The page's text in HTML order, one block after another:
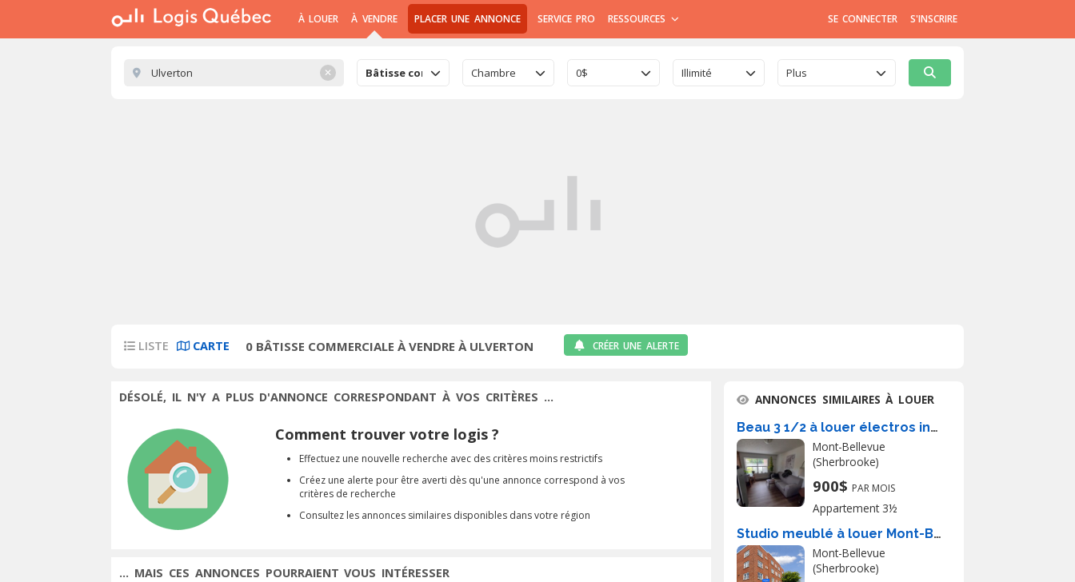
À LOUER À VENDRE PLACER UNE ANNONCE SERVICE PRO RESSOURCES SE CONNECTER S'INSCRIRE
✕ Bâtisse commercialeChambre 0$ Illimité Plus
LISTE CARTE 0 BÂTISSE COMMERCIALE À VENDRE À ULVERTON CRÉER UNE ALERTE
DÉSOLÉ, IL N'Y A PLUS D'ANNONCE CORRESPONDANT À VOS CRITÈRES ...
Comment trouver votre logis ?
Effectuez une nouvelle recherche avec des critères moins restrictifs
Créez une alerte pour être averti dès qu'une annonce correspond à vos
critères de recherche
Consultez les annonces similaires disponibles dans votre région
... MAIS CES ANNONCES POURRAIENT VOUS INTÉRESSER
ANNONCES SIMILAIRES À LOUER
Beau 3 1/2 à louer électros inclus
Mont-Bellevue
(Sherbrooke)
900$ PAR MOIS
Appartement 3½
Studio meublé à louer Mont-Bellevue
Mont-Bellevue
(Sherbrooke)